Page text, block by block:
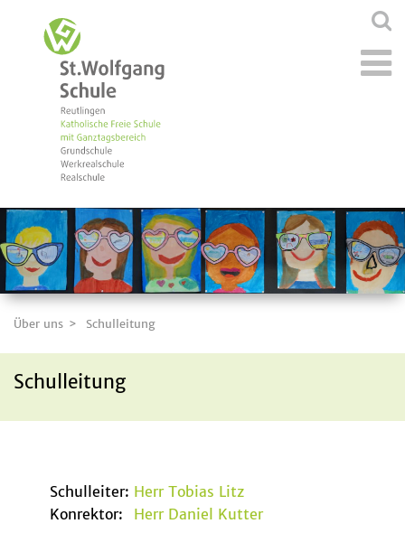
Über uns Schulleitung
Schulleitung
Schulleiter: Herr Tobias Litz
Konrektor:
Herr Daniel Kutter